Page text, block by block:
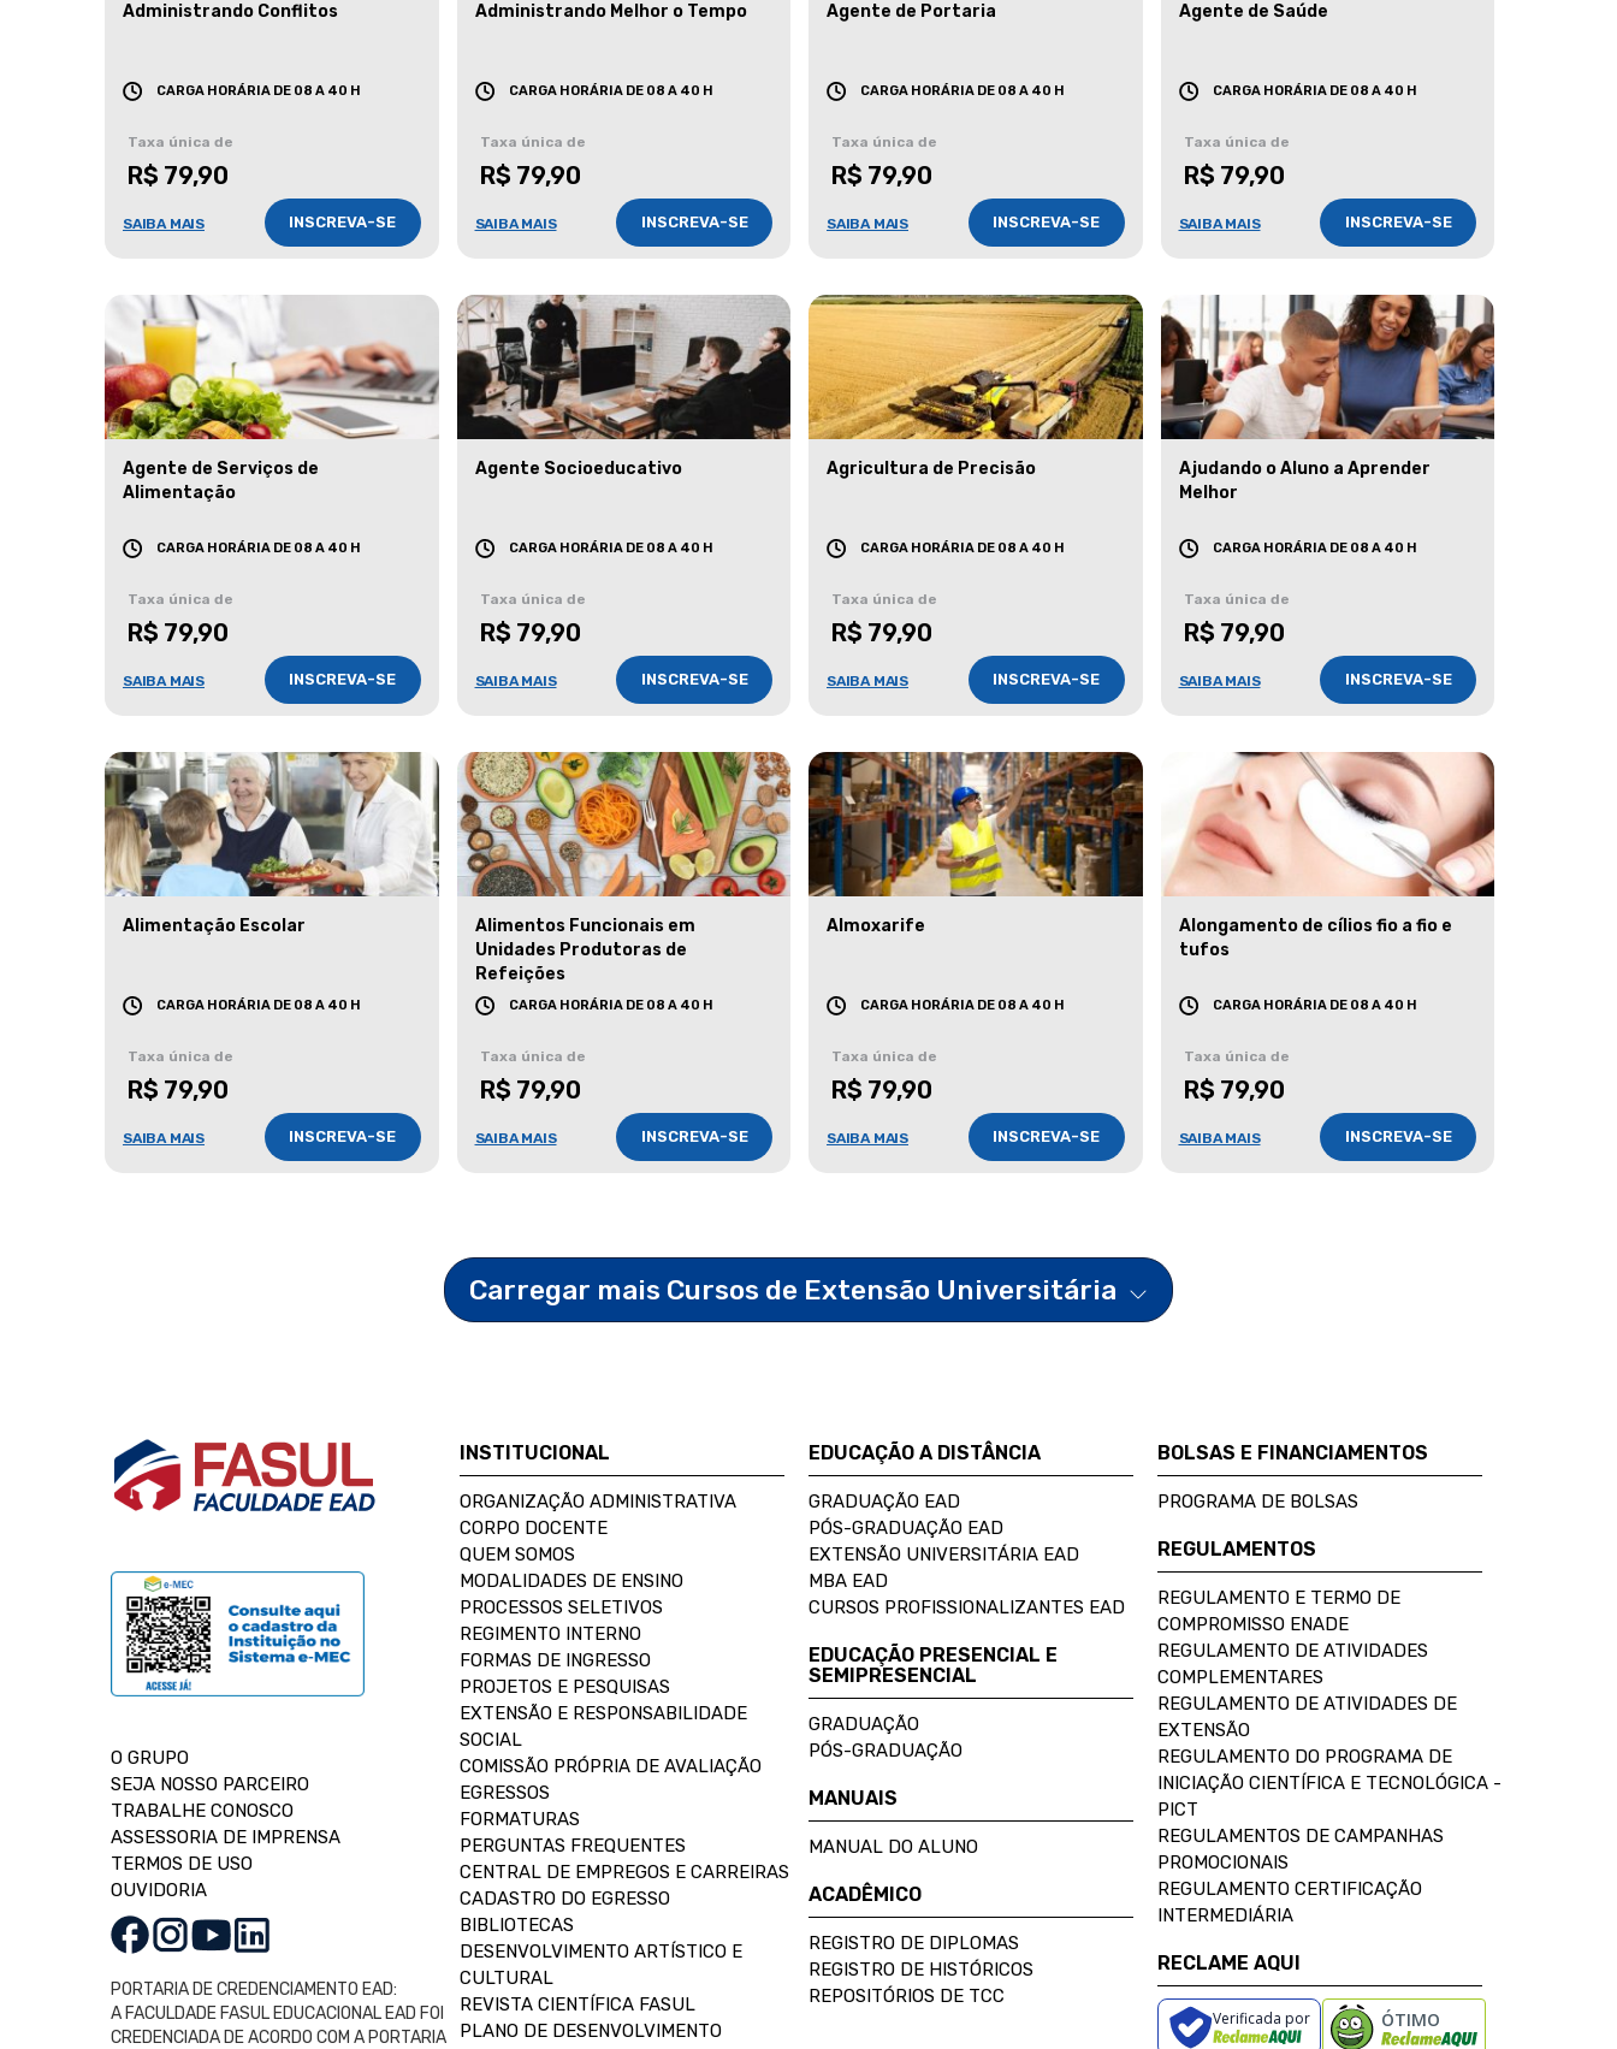
Administrando Conflitos
CARGA HORÁRIA DE 08 A 40 H
Taxa única de
R$ 79,90
SAIBA MAIS INSCREVA-SE
Administrando Melhor o Tempo
CARGA HORÁRIA DE 08 A 40 H
Taxa única de
R$ 79,90
SAIBA MAIS INSCREVA-SE
Agente de Portaria
CARGA HORÁRIA DE 08 A 40 H
Taxa única de
R$ 79,90
SAIBA MAIS INSCREVA-SE
Agente de Saúde
CARGA HORÁRIA DE 08 A 40 H
Taxa única de
R$ 79,90
SAIBA MAIS INSCREVA-SE
Agente de Serviços de
Alimentação
CARGA HORÁRIA DE 08 A 40 H
Taxa única de
R$ 79,90
SAIBA MAIS INSCREVA-SE
Agente Socioeducativo
CARGA HORÁRIA DE 08 A 40 H
Taxa única de
R$ 79,90
SAIBA MAIS INSCREVA-SE
Agricultura de Precisão
CARGA HORÁRIA DE 08 A 40 H
Taxa única de
R$ 79,90
SAIBA MAIS INSCREVA-SE
Ajudando o Aluno a Aprender
Melhor
CARGA HORÁRIA DE 08 A 40 H
Taxa única de
R$ 79,90
SAIBA MAIS INSCREVA-SE
Alimentação Escolar
CARGA HORÁRIA DE 08 A 40 H
Taxa única de
R$ 79,90
SAIBA MAIS INSCREVA-SE
Alimentos Funcionais em
Unidades Produtoras de
Refeições
CARGA HORÁRIA DE 08 A 40 H
Taxa única de
R$ 79,90
SAIBA MAIS INSCREVA-SE
Almoxarife
CARGA HORÁRIA DE 08 A 40 H
Taxa única de
R$ 79,90
SAIBA MAIS INSCREVA-SE
Alongamento de cílios fio a fio e
tufos
CARGA HORÁRIA DE 08 A 40 H
Taxa única de
R$ 79,90
SAIBA MAIS INSCREVA-SE
Carregar mais Cursos de Extensão Universitária
O GRUPO
SEJA NOSSO PARCEIRO
TRABALHE CONOSCO
ASSESSORIA DE IMPRENSA
TERMOS DE USO
OUVIDORIA
PORTARIA DE CREDENCIAMENTO EAD:
A FACULDADE FASUL EDUCACIONAL EAD FOI
CREDENCIADA DE ACORDO COM A PORTARIA
INSTITUCIONAL
ORGANIZAÇÃO ADMINISTRATIVA
CORPO DOCENTE
QUEM SOMOS
MODALIDADES DE ENSINO
PROCESSOS SELETIVOS
REGIMENTO INTERNO
FORMAS DE INGRESSO
PROJETOS E PESQUISAS
EXTENSÃO E RESPONSABILIDADE
SOCIAL
COMISSÃO PRÓPRIA DE AVALIAÇÃO
EGRESSOS
FORMATURAS
PERGUNTAS FREQUENTES
CENTRAL DE EMPREGOS E CARREIRAS
CADASTRO DO EGRESSO
BIBLIOTECAS
DESENVOLVIMENTO ARTÍSTICO E
CULTURAL
REVISTA CIENTÍFICA FASUL
PLANO DE DESENVOLVIMENTO
EDUCAÇÃO A DISTÂNCIA
GRADUAÇÃO EAD
PÓS-GRADUAÇÃO EAD
EXTENSÃO UNIVERSITÁRIA EAD
MBA EAD
CURSOS PROFISSIONALIZANTES EAD
EDUCAÇÃO PRESENCIAL E
SEMIPRESENCIAL
GRADUAÇÃO
PÓS-GRADUAÇÃO
MANUAIS
MANUAL DO ALUNO
ACADÊMICO
REGISTRO DE DIPLOMAS
REGISTRO DE HISTÓRICOS
REPOSITÓRIOS DE TCC
BOLSAS E FINANCIAMENTOS
PROGRAMA DE BOLSAS
REGULAMENTOS
REGULAMENTO E TERMO DE
COMPROMISSO ENADE
REGULAMENTO DE ATIVIDADES
COMPLEMENTARES
REGULAMENTO DE ATIVIDADES DE
EXTENSÃO
REGULAMENTO DO PROGRAMA DE
INICIAÇÃO CIENTÍFICA E TECNOLÓGICA -
PICT
REGULAMENTOS DE CAMPANHAS
PROMOCIONAIS
REGULAMENTO CERTIFICAÇÃO
INTERMEDIÁRIA
RECLAME AQUI
Verificada por ÓTIMO